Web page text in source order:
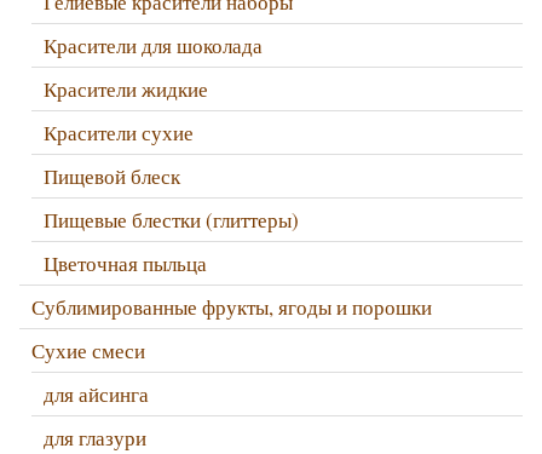
Красители для шоколада
Красители жидкие
Красители сухие
Пищевой блеск
Пищевые блестки (глиттеры)
Цветочная пыльца
Сублимированные фрукты, ягоды и порошки
Сухие смеси
для айсинга
для глазури